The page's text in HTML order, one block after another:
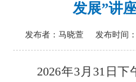
发展”讲
发布者：马晓萱 发布时间
2026年3月31日